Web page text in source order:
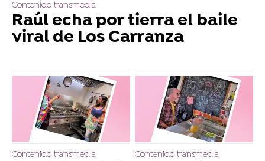
Contenido transmedia
Raúl echa por tierra el baile
viral de Los Carranza
Contenido transmedia
Contenido transmedia